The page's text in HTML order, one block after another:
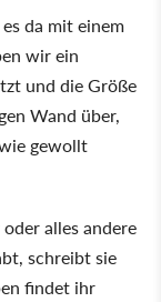
da mit einem
wir ein
und die Größe
Wand über,
gewollt
alles andere
schreibt sie
findet ihr